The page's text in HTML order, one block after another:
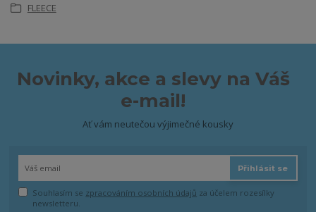
FLEECE
Novinky, akce a slevy na Váš
e-mail!
Ať vám neutečou výjimečné kousky
Přihlásit se
Souhlasím se zpracováním osobních údajů za účelem rozesílky
newsletteru.